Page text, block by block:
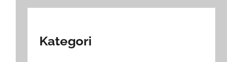
Kategori